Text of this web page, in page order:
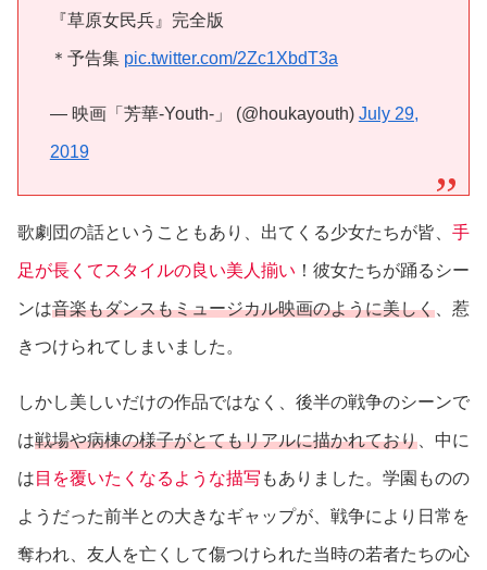
『草原女民兵』完全版
＊予告集 pic.twitter.com/2Zc1XbdT3a
— 映画「芳華-Youth-」 (@houkayouth) July 29,
2019
歌劇団の話ということもあり、出てくる少女たちが皆、 手
足が長くてスタイルの良い美人揃い ！彼女たちが踊るシー
ンは音楽もダンスもミュージカル映画のように美しく 、惹
きつけられてしまいました。
しかし美しいだけの作品ではなく、後半の戦争のシーンで
は戦場や病棟の様子がとてもリアルに描かれており 、中に
は 目を覆いたくなるような描写 もありました。学園ものの
ようだった前半との大きなギャップが、戦争により日常を
奪われ、友人を亡くして傷つけられた当時の若者たちの心